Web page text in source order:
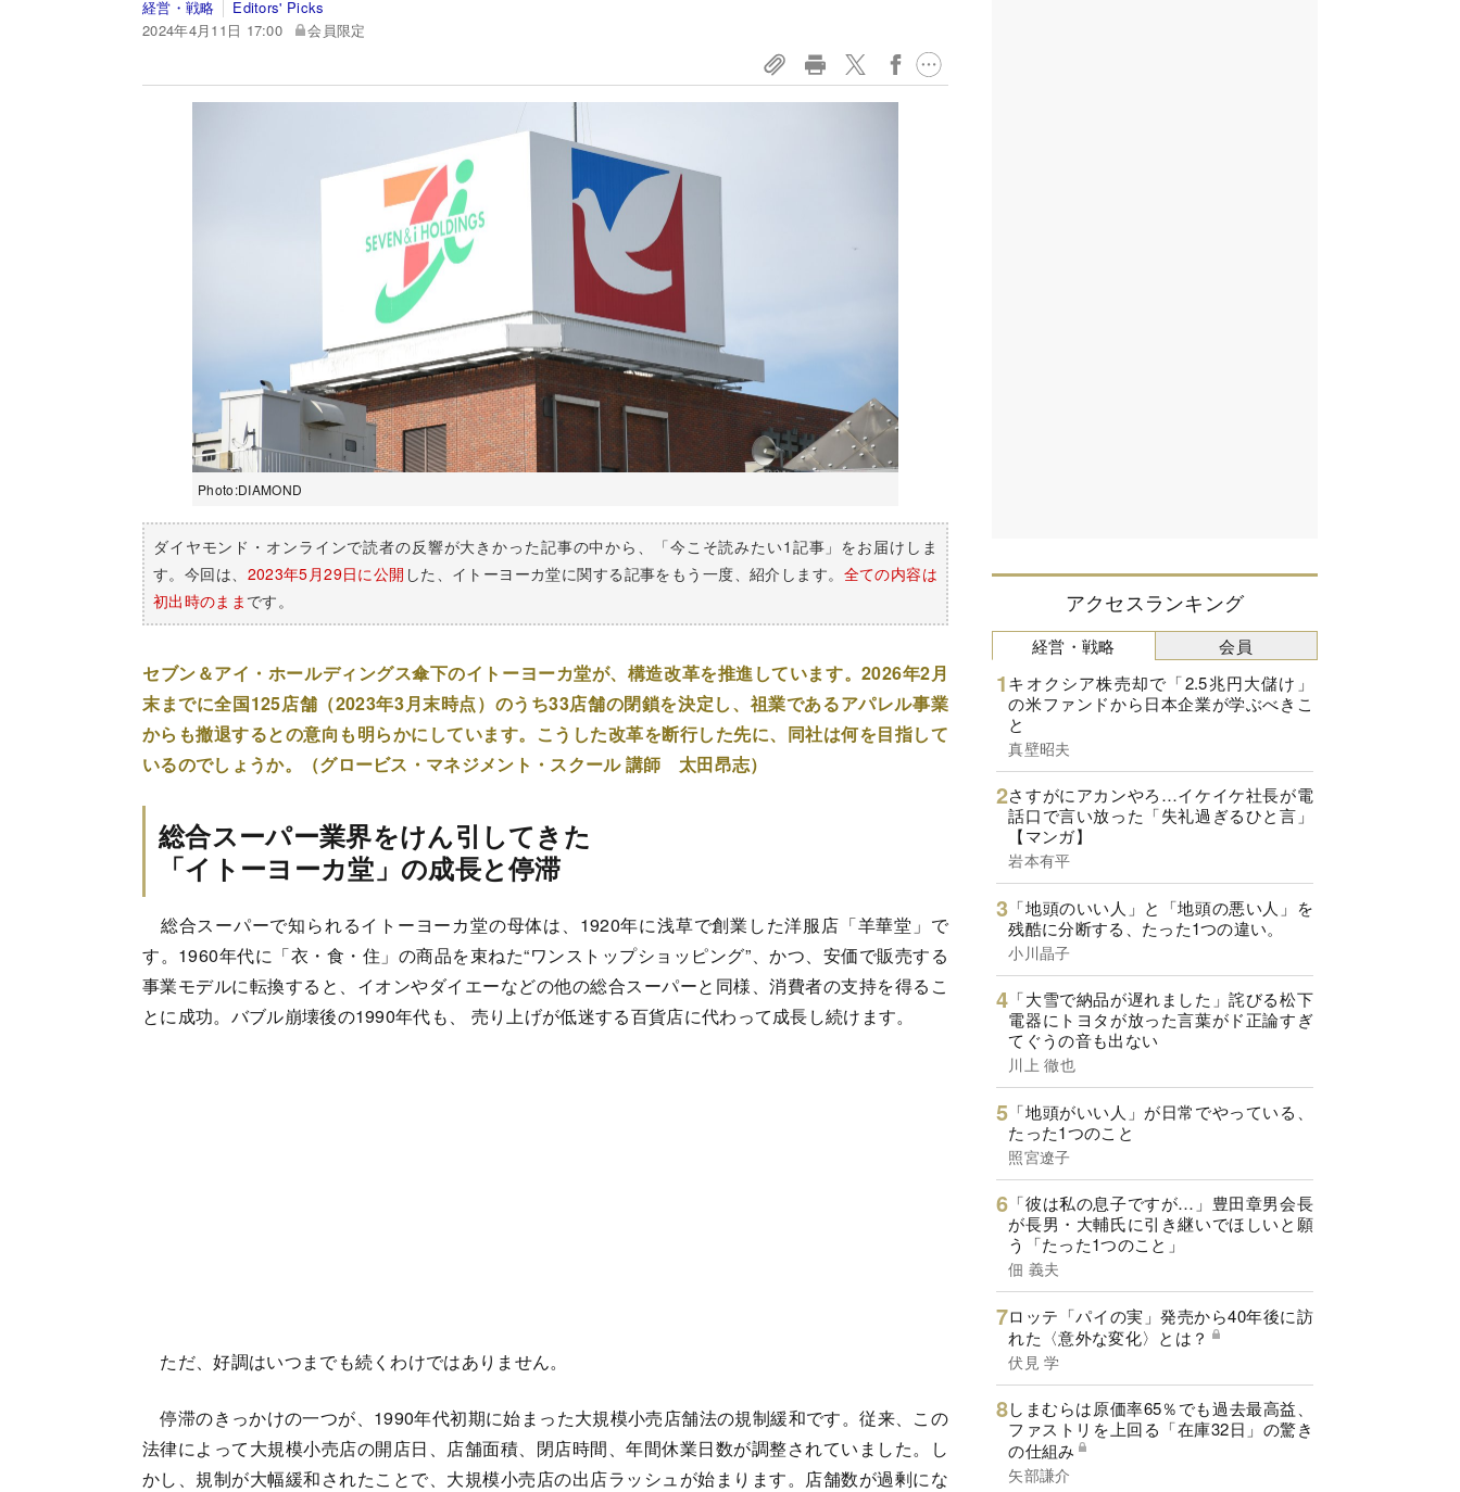
経営・戦略
Editors' Picks
2024年4月11日 17:00
会員限定
Photo:DIAMOND
ダイヤモンド・オンラインで読者の反響が大きかった記事の中から、「今こそ読みたい1記事」をお届けしま
す。今回は、 2023年5月29日に公開 した、イトーヨーカ堂に関する記事をもう一度、紹介します。 全ての内容は
初出時のまま です。
セブン＆アイ・ホールディングス傘下のイトーヨーカ堂が、構造改革を推進しています。2026年2月
末までに全国125店舗（2023年3月末時点）のうち33店舗の閉鎖を決定し、祖業であるアパレル事業
からも撤退するとの意向も明らかにしています。こうした改革を断行した先に、同社は何を目指して
いるのでしょうか。（グロービス・マネジメント・スクール 講師 太田昂志）
総合スーパー業界をけん引してきた
「イトーヨーカ堂」の成長と停滞
総合スーパーで知られるイトーヨーカ堂の母体は、1920年に浅草で創業した洋服店「羊華堂」で
す。1960年代に「衣・食・住」の商品を束ねた“ワンストップショッピング”、かつ、安価で販売する
事業モデルに転換すると、イオンやダイエーなどの他の総合スーパーと同様、消費者の支持を得るこ
とに成功。バブル崩壊後の1990年代も、 売り上げが低迷する百貨店に代わって成長し続けます。
ただ、好調はいつまでも続くわけではありません。
停滞のきっかけの一つが、1990年代初期に始まった大規模小売店舗法の規制緩和です。従来、この
法律によって大規模小売店の開店日、店舗面積、閉店時間、年間休業日数が調整されていました。し
かし、規制が大幅緩和されたことで、大規模小売店の出店ラッシュが始まります。店舗数が過剰にな
アクセスランキング
経営・戦略
キオクシア株売却で「2.5兆円大儲け」
の米ファンドから日本企業が学ぶべきこ
と
真壁昭夫
さすがにアカンやろ…イケイケ社長が電
話口で言い放った「失礼過ぎるひと言」
【マンガ】
岩本有平
「地頭のいい人」と「地頭の悪い人」を
残酷に分断する、たった1つの違い。
小川晶子
「大雪で納品が遅れました」詫びる松下
電器にトヨタが放った言葉がド正論すぎ
てぐうの音も出ない
川上 徹也
「地頭がいい人」が日常でやっている、
たった1つのこと
照宮遼子
「彼は私の息子ですが…」豊田章男会長
が長男・大輔氏に引き継いでほしいと願
う「たった1つのこと」
佃 義夫
ロッテ「パイの実」発売から40年後に訪
れた〈意外な変化〉とは？
伏見 学
しまむらは原価率65％でも過去最高益、
ファストリを上回る「在庫32日」の驚き
の仕組み
矢部謙介
会員